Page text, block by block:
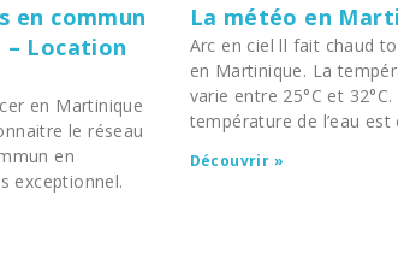
en commun
Location
en Martinique
le réseau
en
exceptionnel.
La météo en
Arc en ciel ll fait chaud
en Martinique. La
varie entre 25°C et 32°C.
température de l’eau est
Découvrir »